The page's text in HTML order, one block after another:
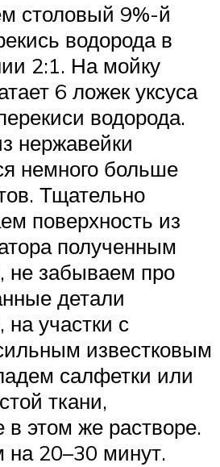
столовый 9%-й
водорода в
2:1. На мойку
6 ложек уксуса
водорода.
нержавейки
немного больше
Тщательно
поверхность из
полученным
не забываем про
детали
на участки с
известковым
салфетки или
ткани,
этом же растворе.
на 20–30 минут.